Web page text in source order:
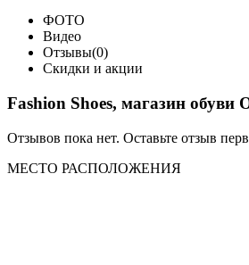
ФОТО
Видео
Отзывы(0)
Скидки и акции
Fashion Shoes, магазин обуви
Отзывов пока нет. Оставьте отзыв
МЕСТО РАСПОЛОЖЕНИЯ